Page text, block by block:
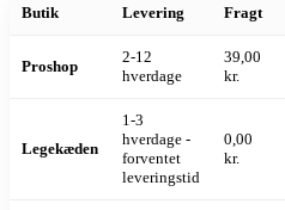
Butik Levering Fragt
Proshop
2-12
hverdage
39,00
kr.
Legekæden
1-3
hverdage -
forventet
leveringstid
0,00
kr.